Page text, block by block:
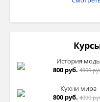
История моды
800 руб. 4000
Кухни мира
800 руб. 4000